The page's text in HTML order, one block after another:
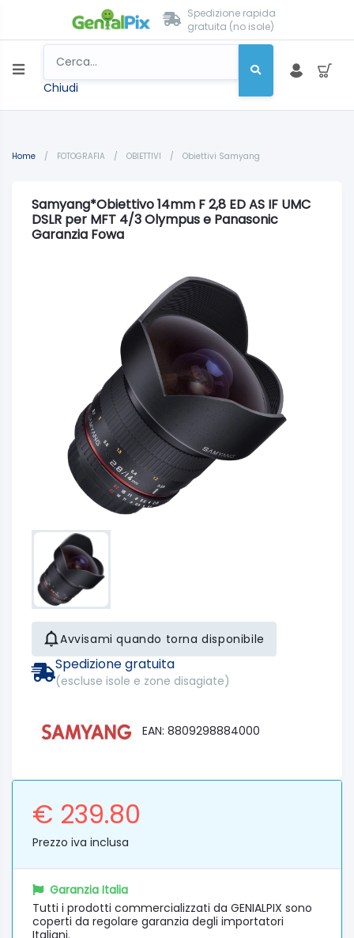
Spedizione rapida
gratuita (no isole)
Chiudi
Home / FOTOGRAFIA / OBIETTIVI / Obiettivi Samyang
Samyang*Obiettivo 14mm F 2,8 ED AS IF UMC
DSLR per MFT 4/3 Olympus e Panasonic
Garanzia Fowa
Avvisami quando torna disponibile
Spedizione gratuita
(escluse isole e zone disagiate)
EAN: 8809298884000
€ 239.80
Prezzo iva inclusa
Garanzia Italia
Tutti i prodotti commercializzati da GENIALPIX sono
coperti da regolare garanzia degli importatori